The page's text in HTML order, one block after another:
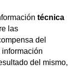
técnica
las
del
del mismo,